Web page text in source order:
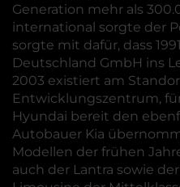
Generation mehr als
international sorgte der
sorgte mit dafür, dass
Deutschland GmbH ins
2003 existiert am
Entwicklungszentrum,
Hyundai bereit den
Autobauer Kia
Modellen der frühen
auch der Lantra sowie